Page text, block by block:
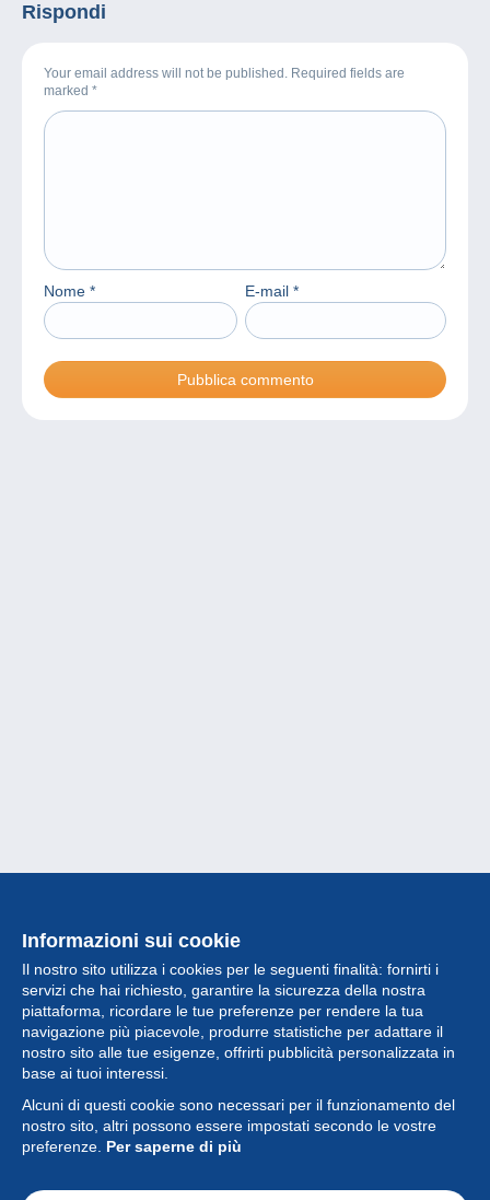
Rispondi
Your email address will not be published. Required fields are
marked *
Nome * E-mail *
Informazioni sui cookie
Il nostro sito utilizza i cookies per le seguenti finalità: fornirti i
servizi che hai richiesto, garantire la sicurezza della nostra
piattaforma, ricordare le tue preferenze per rendere la tua
navigazione più piacevole, produrre statistiche per adattare il
nostro sito alle tue esigenze, offrirti pubblicità personalizzata in
base ai tuoi interessi.
Alcuni di questi cookie sono necessari per il funzionamento del
nostro sito, altri possono essere impostati secondo le vostre
preferenze. Per saperne di più
Collezione
Novità
Funzione